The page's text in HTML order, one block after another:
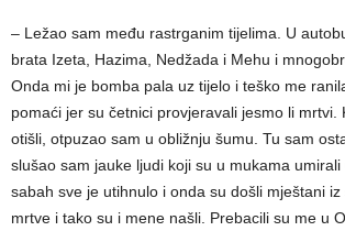
– Ležao sam među rastrganim tijelima. U
brata Izeta, Hazima, Nedžada i Mehu i
Onda mi je bomba pala uz tijelo i teško me
pomaći jer su četnici provjeravali jesmo li mrtvi.
otišli, otpuzao sam u obližnju šumu. Tu sam
slušao sam jauke ljudi koji su u mukama
sabah sve je utihnulo i onda su došli mještani
mrtve i tako su i mene našli. Prebacili su me u